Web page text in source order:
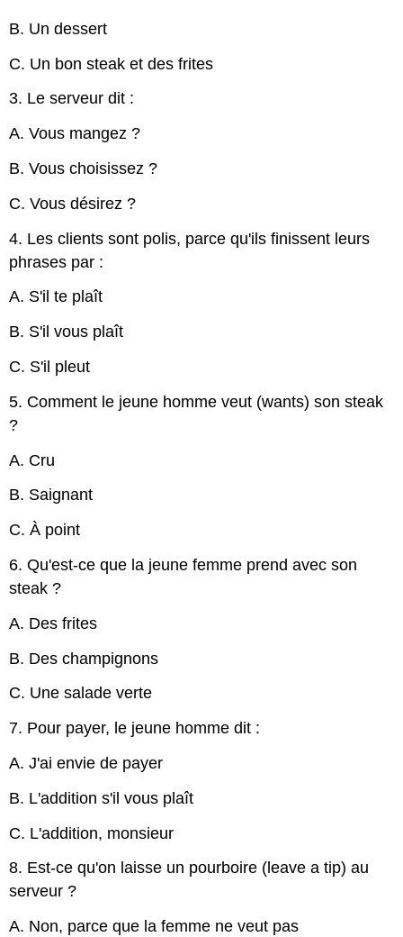
B. Un dessert
C. Un bon steak et des frites
3. Le serveur dit :
A. Vous mangez ?
B. Vous choisissez ?
C. Vous désirez ?
4. Les clients sont polis, parce qu'ils finissent leurs
phrases par :
A. S'il te plaît
B. S'il vous plaît
C. S'il pleut
5. Comment le jeune homme veut (wants) son steak
?
A. Cru
B. Saignant
C. À point
6. Qu'est-ce que la jeune femme prend avec son
steak ?
A. Des frites
B. Des champignons
C. Une salade verte
7. Pour payer, le jeune homme dit :
A. J'ai envie de payer
B. L'addition s'il vous plaît
C. L'addition, monsieur
8. Est-ce qu'on laisse un pourboire (leave a tip) au
serveur ?
A. Non, parce que la femme ne veut pas